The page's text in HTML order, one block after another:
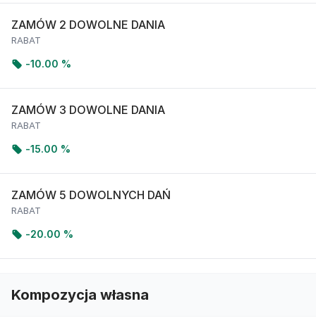
ZAMÓW 2 DOWOLNE DANIA
RABAT
-10.00 %
ZAMÓW 3 DOWOLNE DANIA
RABAT
-15.00 %
ZAMÓW 5 DOWOLNYCH DAŃ
RABAT
-20.00 %
Kompozycja własna